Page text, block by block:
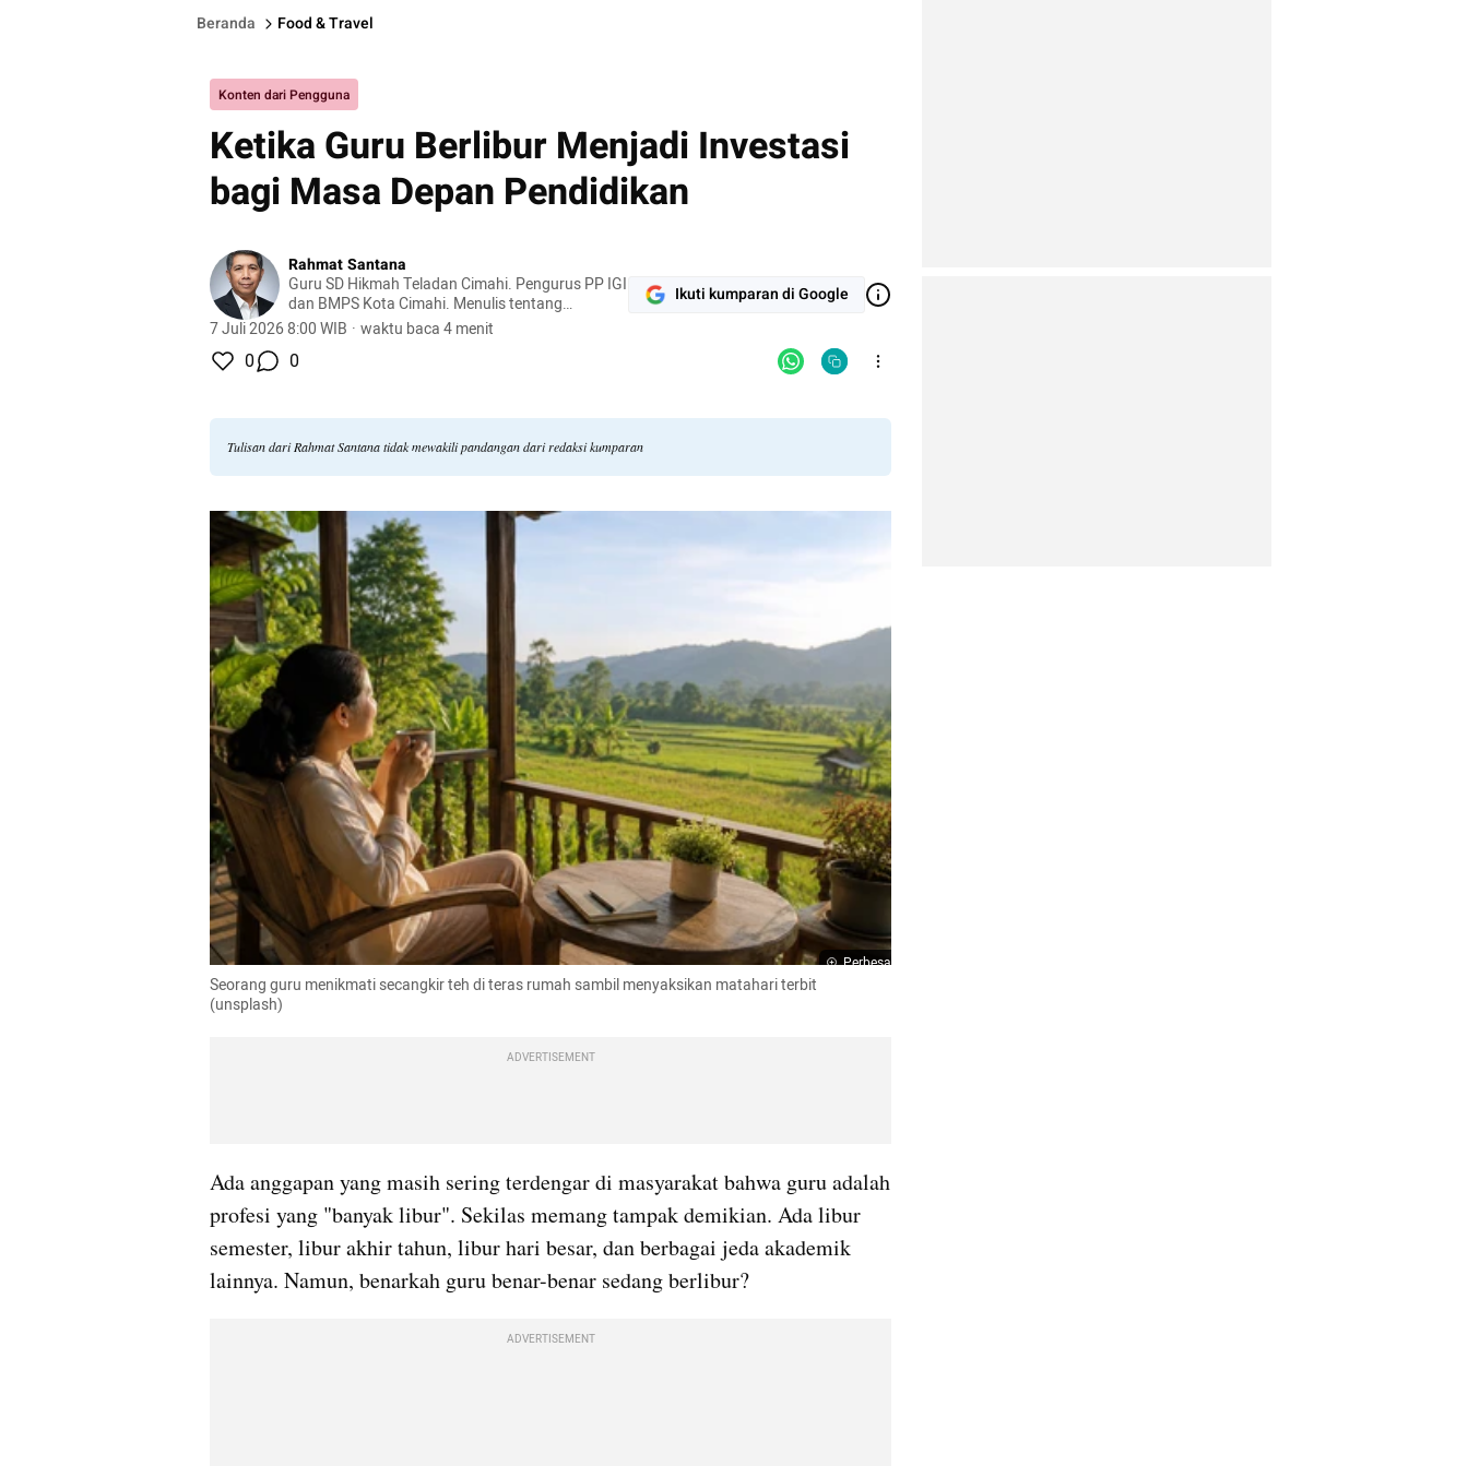
Beranda Food & Travel
Konten dari Pengguna
Ketika Guru Berlibur Menjadi Investasi
bagi Masa Depan Pendidikan
Rahmat Santana
Guru SD Hikmah Teladan Cimahi. Pengurus PP IGI
dan BMPS Kota Cimahi. Menulis tentang
pendidikan, murid, guru, pembelajaran inklusif,
7 Juli 2026 8:00 WIB · waktu baca 4 menit
Ikuti kumparan di Google
0 0
Tulisan dari Rahmat Santana tidak mewakili pandangan dari redaksi kumparan
Perbesar
Seorang guru menikmati secangkir teh di teras rumah sambil menyaksikan matahari terbit
(unsplash)
ADVERTISEMENT
Ada anggapan yang masih sering terdengar di masyarakat bahwa guru adalah
profesi yang "banyak libur". Sekilas memang tampak demikian. Ada libur
semester, libur akhir tahun, libur hari besar, dan berbagai jeda akademik
lainnya. Namun, benarkah guru benar-benar sedang berlibur?
ADVERTISEMENT